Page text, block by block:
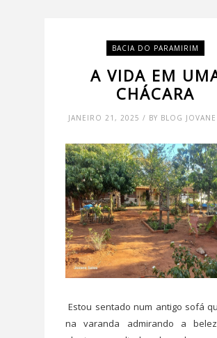
BACIA DO PARAMIRIM
A VIDA EM
CHÁCARA
JANEIRO 21, 2025 / BY BLOG JOVANE
Estou sentado num antigo sofá
na varanda admirando a